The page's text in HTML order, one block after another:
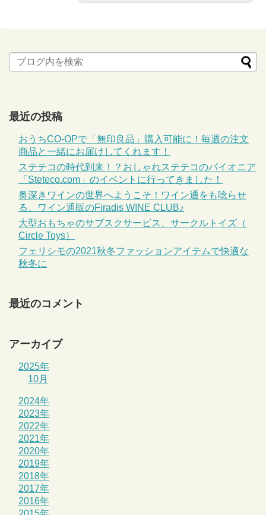
最近の投稿
おうちCO-OPで「無印良品」購入可能に！毎週の注文
商品と一緒にお届けしてくれます！
ステテコの時代到来！？おしゃれステテコのパイオニア
「Steteco.com」のイベントに行ってきました！
奥深きワインの世界へようこそ！ワイン通をも唸らせ
る、ワイン通販のFiradis WINE CLUB♪
大型おもちゃのサブスクサービス、サークルトイズ（
Circle Toys）
フェリシモの2021秋冬ファッションアイテムで快適な
秋冬に
最近のコメント
アーカイブ
2025年
10月
2024年
2023年
2022年
2021年
2020年
2019年
2018年
2017年
2016年